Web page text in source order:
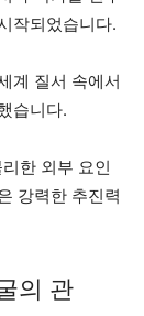
작되었습니다.
계 질서 속에서
습니다.
한 외부 요인
강력한 추진력
의 관